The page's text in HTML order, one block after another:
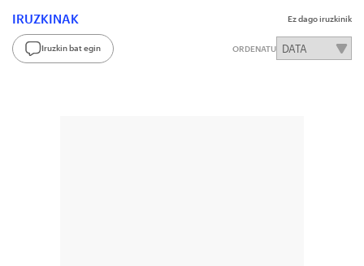
IRUZKINAK Ez dago iruzkinik
Iruzkin bat egin ORDENATU